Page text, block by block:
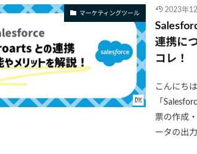
マーケティングツール 2023年
連携に
コレ！
こんにち
「
票の作成
ータの出